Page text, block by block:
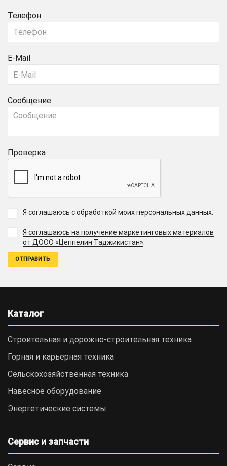
Телефон
E-Mail
Сообщение
Проверка
Я соглашаюсь с обработкой моих персональных данных
Я соглашаюсь на получение маркетинговых материалов
от ДООО «Цеппелин Таджикистан».
Каталог
Строительная и дорожно-cтроительная техника
Горная и карьерная техника
Сельскохозяйственная техника
Навесное оборудование
Энергетические системы
Сервис и запчасти